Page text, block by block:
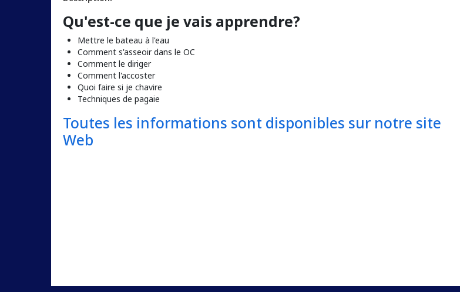
Qu'est-ce que je vais apprendre?
Mettre le bateau à l'eau
Comment s'asseoir dans le OC
Comment le diriger
Comment l'accoster
Quoi faire si je chavire
Techniques de pagaie
Toutes les informations sont disponibles sur notre site
Web